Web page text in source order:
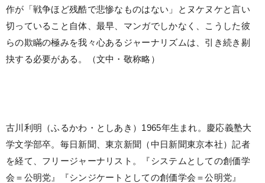
作が「戦争ほど残酷で悲惨なものはない」とヌケヌケと言い
切っていること自体、最早、マンガでしかなく、こうした彼
らの欺瞞の極みを我々心あるジャーナリズムは、引き続き剔
抉する必要がある。（文中・敬称略）
古川利明（ふるかわ・としあき）1965年生まれ。慶応義塾大
学文学部卒。毎日新聞、東京新聞（中日新聞東京本社）記者
を経て、フリージャーナリスト。『システムとしての創価学
会＝公明党』『シンジケートとしての創価学会＝公明党』